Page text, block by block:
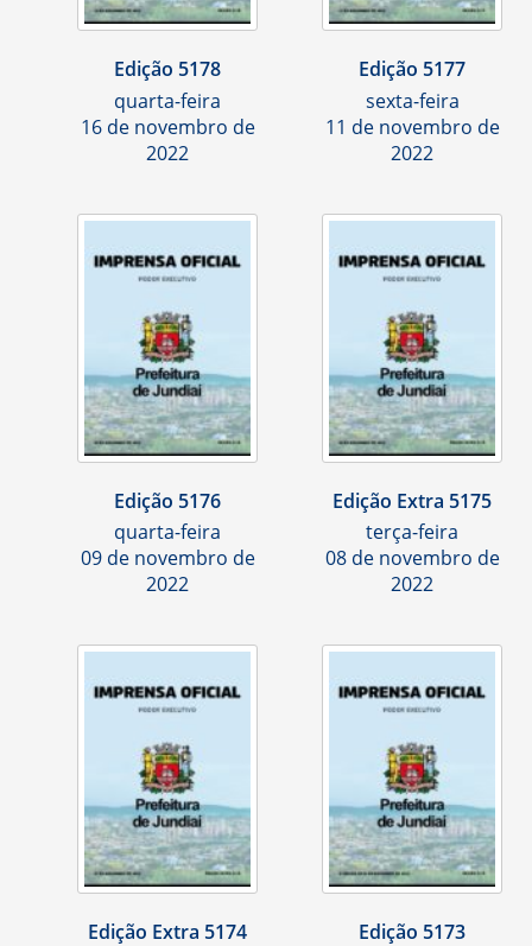
Edição 5178
quarta-feira
16 de novembro de
2022
Edição 5177
sexta-feira
11 de novembro de
2022
Edição 5176
quarta-feira
09 de novembro de
2022
Edição Extra 5175
terça-feira
08 de novembro de
2022
Edição Extra 5174
Edição 5173